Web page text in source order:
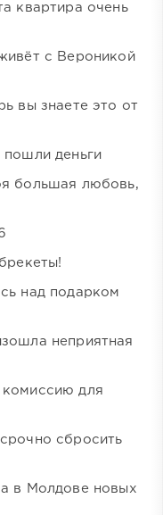
квартира очень
с Вероникой
вы знаете это от
деньги
большая любовь,
над подарком
неприятная
для
сбросить
в Молдове новых